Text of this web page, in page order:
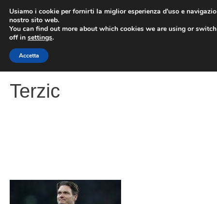
contenuto
Terzic
Usiamo i cookie per fornirti la miglior esperienza d'uso e
nostro sito web.
You can find out more about which cookies we are using or
off in settings.
Accetta